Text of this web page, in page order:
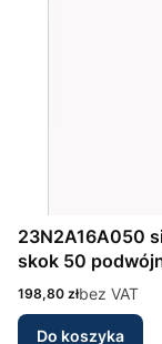
23N2A16A050
skok 50
Cena
198,80 złbez VAT
Do koszyka